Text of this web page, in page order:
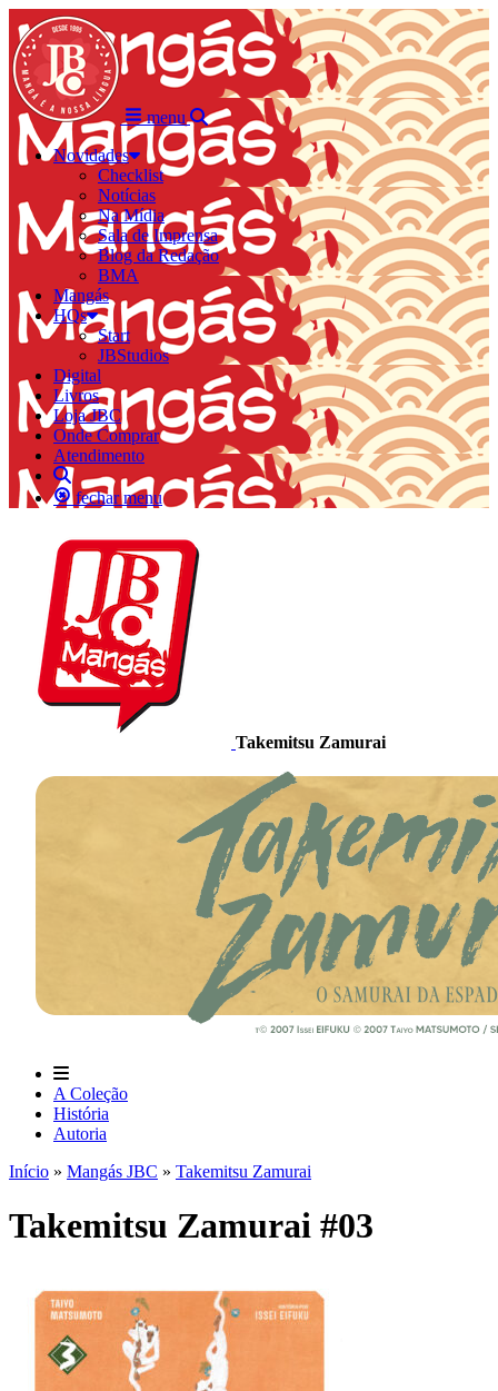
menu
Novidades
Checklist
Notícias
Na Mídia
Sala de Imprensa
Blog da Redação
BMA
Mangás
HQs
Start
JBStudios
Digital
Livros
Loja JBC
Onde Comprar
Atendimento
fechar menu
Takemitsu Zamurai
A Coleção
História
Autoria
Início » Mangás JBC » Takemitsu Zamurai
Takemitsu Zamurai #03